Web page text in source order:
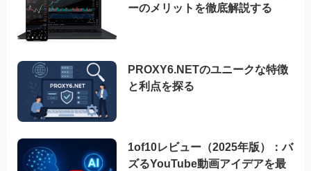
ーのメリットを徹底解説する
PROXY6.NETのユニークな特徴
と利点を探る
1of10レビュー（2025年版）：バ
ズるYouTube動画アイデアを最